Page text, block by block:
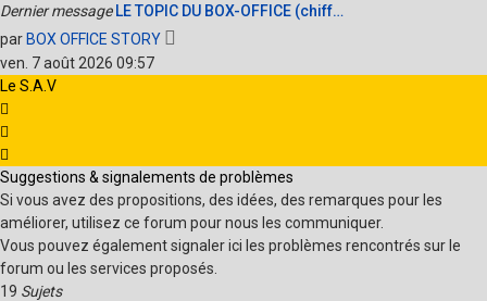
Dernier message LE TOPIC DU BOX-OFFICE (chiff…
par BOX OFFICE STORY
dernier
ven. 7 août 2026 09:57
Le S.A.V
Suggestions & signalements de problèmes
Si vous avez des propositions, des idées, des remarques pour les
améliorer, utilisez ce forum pour nous les communiquer.
Vous pouvez également signaler ici les problèmes rencontrés sur le
forum ou les services proposés.
19 Sujets